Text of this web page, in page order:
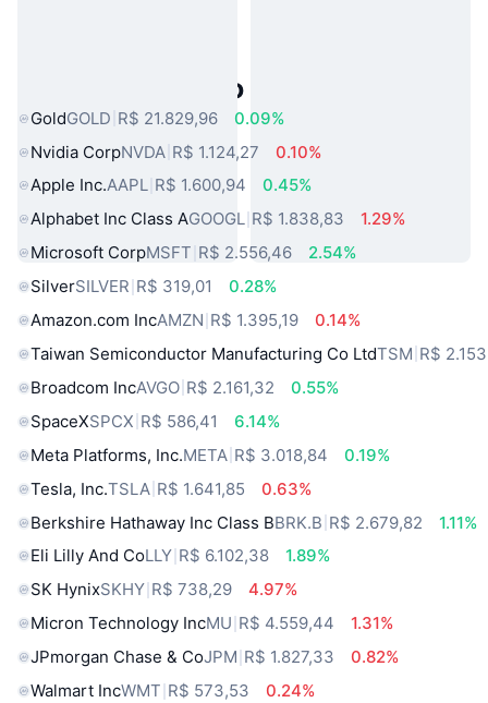
Ativos do Mundo Real Populares
GoldGOLD R$ 21.829,96
0.09%
Nvidia CorpNVDA R$ 1.124,27
0.10%
Apple Inc.AAPL R$ 1.600,94
0.45%
Alphabet Inc Class AGOOGL R$ 1.838,83
1.29%
Microsoft CorpMSFT R$ 2.556,46
2.54%
SilverSILVER R$ 319,01
0.28%
Amazon.com IncAMZN R$ 1.395,19
0.14%
Taiwan Semiconductor Manufacturing Co LtdTSM R$
Broadcom IncAVGO R$ 2.161,32
0.55%
SpaceXSPCX R$ 586,41
6.14%
Meta Platforms, Inc.META R$ 3.018,84
0.19%
Tesla, Inc.TSLA R$ 1.641,85
0.63%
Berkshire Hathaway Inc Class BBRK.B R$ 2.679,82
1.11%
Eli Lilly And CoLLY R$ 6.102,38
1.89%
SK HynixSKHY R$ 738,29
4.97%
Micron Technology IncMU R$ 4.559,44
1.31%
JPmorgan Chase & CoJPM R$ 1.827,33
0.82%
Walmart IncWMT R$ 573,53 0.24%